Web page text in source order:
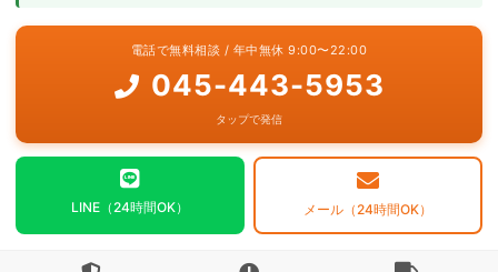
電話で無料相談 / 年中無休 9:00〜22:00
045-443-5953
タップで発信
LINE（24時間OK） メール（24時間OK）